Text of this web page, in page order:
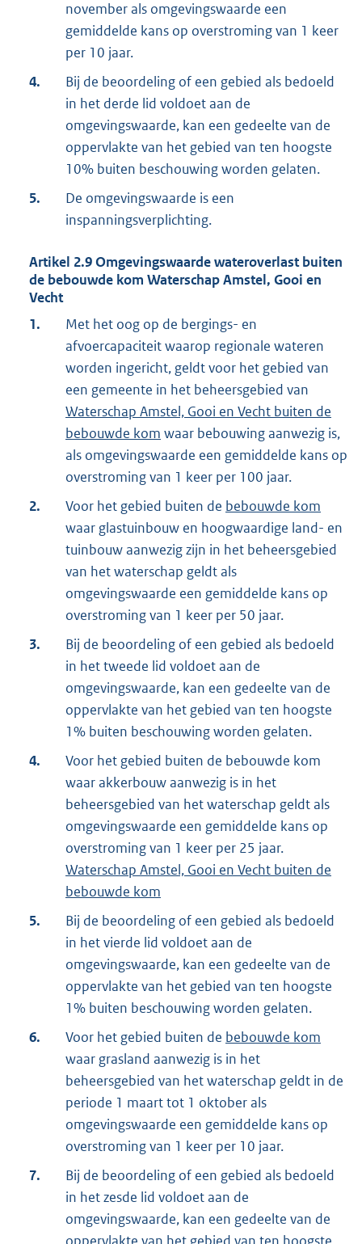
november als omgevingswaarde een
gemiddelde kans op overstroming van 1 keer
per 10 jaar.
4.
Bij de beoordeling of een gebied als bedoeld
in het derde lid voldoet aan de
omgevingswaarde, kan een gedeelte van de
oppervlakte van het gebied van ten hoogste
10% buiten beschouwing worden gelaten.
5.
De omgevingswaarde is een
inspanningsverplichting.
Artikel 2.9Omgevingswaarde wateroverlast buiten
de bebouwde kom Waterschap Amstel, Gooi en
Vecht
1.
Met het oog op de bergings- en
afvoercapaciteit waarop regionale wateren
worden ingericht, geldt voor het gebied van
een gemeente in het beheersgebied van
Waterschap Amstel, Gooi en Vecht buiten de
bebouwde kom waar bebouwing aanwezig is,
als omgevingswaarde een gemiddelde kans op
overstroming van 1 keer per 100 jaar.
2.
Voor het gebied buiten de bebouwde kom
waar glastuinbouw en hoogwaardige land- en
tuinbouw aanwezig zijn in het beheersgebied
van het waterschap geldt als
omgevingswaarde een gemiddelde kans op
overstroming van 1 keer per 50 jaar.
3.
Bij de beoordeling of een gebied als bedoeld
in het tweede lid voldoet aan de
omgevingswaarde, kan een gedeelte van de
oppervlakte van het gebied van ten hoogste
1% buiten beschouwing worden gelaten.
4.
Voor het gebied buiten de bebouwde kom
waar akkerbouw aanwezig is in het
beheersgebied van het waterschap geldt als
omgevingswaarde een gemiddelde kans op
overstroming van 1 keer per 25 jaar.
Waterschap Amstel, Gooi en Vecht buiten de
bebouwde kom
5.
Bij de beoordeling of een gebied als bedoeld
in het vierde lid voldoet aan de
omgevingswaarde, kan een gedeelte van de
oppervlakte van het gebied van ten hoogste
1% buiten beschouwing worden gelaten.
6.
Voor het gebied buiten de bebouwde kom
waar grasland aanwezig is in het
beheersgebied van het waterschap geldt in de
periode 1 maart tot 1 oktober als
omgevingswaarde een gemiddelde kans op
overstroming van 1 keer per 10 jaar.
7.
Bij de beoordeling of een gebied als bedoeld
in het zesde lid voldoet aan de
omgevingswaarde, kan een gedeelte van de